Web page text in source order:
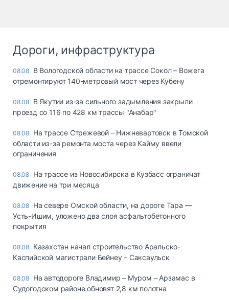
Дороги, инфраструктура
08.08 В Вологодской области на трассе Сокол – Вожега
отремонтируют 140-метровый мост через Кубену
08.08 В Якутии из-за сильного задымления закрыли
проезд со 116 по 428 км трассы "Анабар"
08.08 На трассе Стрежевой – Нижневартовск в Томской
области из-за ремонта моста через Кайму ввели
ограничения
08.08 На трассе из Новосибирска в Кузбасс ограничат
движение на три месяца
08.08 На севере Омской области, на дороге Тара —
Усть-Ишим, уложено два слоя асфальтобетонного
покрытия
08.08 Казахстан начал строительство Аральско-
Каспийской магистрали Бейнеу – Саксаульск
08.08 На автодороге Владимир – Муром – Арзамас в
Судогодском районе обновят 2,8 км полотна